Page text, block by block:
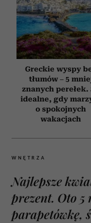
Greckie wyspy
tłumów – 5
znanych perełek.
idealne, gdy
o spokojnych
wakacjach
WNĘTRZA
Najlepsze
prezent. Oto
parapetówkę,